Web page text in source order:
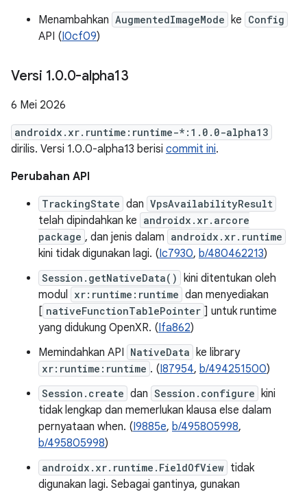
Menambahkan AugmentedImageMode ke Config
API (I0cf09)
Versi 1.0.0-alpha13
6 Mei 2026
androidx.xr.runtime:runtime-*:1.0.0-alpha13
dirilis. Versi 1.0.0-alpha13 berisi commit ini.
Perubahan API
TrackingState dan VpsAvailabilityResult
telah dipindahkan ke androidx.xr.arcore
package , dan jenis dalam androidx.xr.runtime
kini tidak digunakan lagi. (Ic7930, b/480462213)
Session.getNativeData() kini ditentukan oleh
modul xr:runtime:runtime dan menyediakan
[ nativeFunctionTablePointer ] untuk runtime
yang didukung OpenXR. (Ifa862)
Memindahkan API NativeData ke library
xr:runtime:runtime . (I87954, b/494251500)
Session.create dan Session.configure kini
tidak lengkap dan memerlukan klausa else dalam
pernyataan when. (I9885e, b/495805998,
b/495805998)
androidx.xr.runtime.FieldOfView tidak
digunakan lagi. Sebagai gantinya, gunakan